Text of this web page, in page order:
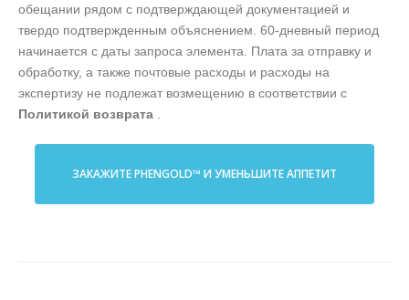
обещании рядом с подтверждающей документацией и
твердо подтвержденным объяснением. 60-дневный период
начинается с даты запроса элемента. Плата за отправку и
обработку, а также почтовые расходы и расходы на
экспертизу не подлежат возмещению в соответствии с
Политикой возврата
ЗАКАЖИТЕ PHENGOLD™ И УМЕНЬШИТЕ АППЕТИТ